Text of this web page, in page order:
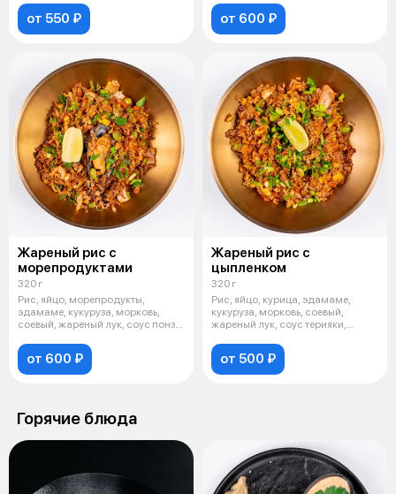
от 550 ₽ от 600 ₽
Жареный рис с
морепродуктами
320 г
Рис, яйцо, морепродукты,
эдамаме, кукуруза, морковь,
соевый, жареный лук, соус понзу,
от 600 ₽
Жареный рис с
цыпленком
320 г
Рис, яйцо, курица, эдамаме,
кукуруза, морковь, соевый,
жареный лук, соус терияки,
от 500 ₽
Горячие блюда